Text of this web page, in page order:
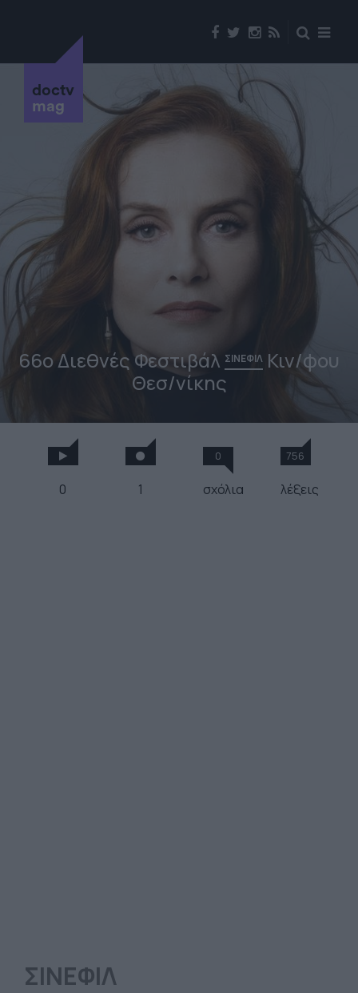
doctv
mag
66ο Διεθνές Φεστιβάλ ΣΙΝΕΦΙΛ Κιν/φου
Θεσ/νίκης
0 1
0
σχόλια
756
λέξεις
ΣΙΝΕΦΙΛ